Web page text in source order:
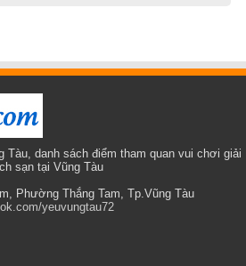
Tàu, danh sách điểm tham quan vui chơi giải
sạn tại Vũng Tàu
Phường Thắng Tam, Tp.Vũng Tàu
yeuvungtau72